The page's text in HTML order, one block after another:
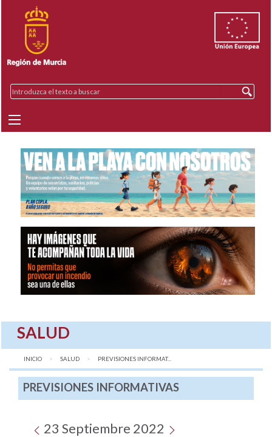
SALUD
INICIO SALUD AQUÍ:
PREVISIONES INFORMAT...
PREVISIONES INFORMATIVAS
23 Septiembre 2022